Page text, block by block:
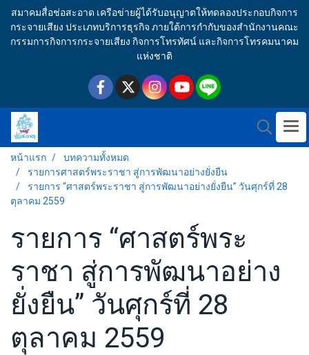
สมาคมสื่อช่อสะอาด เครือข่ายผู้ได้รับอนุญาตให้ทดลองประกอบกิจการ
กระจายเสียง ประเภทบริการธุรกิจ ภายใต้การกำกับของสำนักงานคณะ
กรรมการกิจการกระจายเสียง กิจการโทรทัศน์ และกิจการโทรคมนาคม
แห่งชาติ
หน้าแรก
บทความทั้งหมด
รายการศาสตร์พระราชา สู่การพัฒนาอย่างยั่งยืน
รายการ “ศาสตร์พระราชา สู่การพัฒนาอย่างยั่งยืน” วันศุกร์ที่ 28
ตุลาคม 2559
รายการ “ศาสตร์พระ
ราชา สู่การพัฒนาอย่าง
ยั่งยืน” วันศุกร์ที่ 28
ตุลาคม 2559